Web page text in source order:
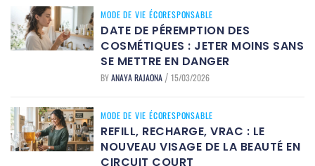
MODE DE VIE ÉCORESPONSABLE
DATE DE PÉREMPTION DES
COSMÉTIQUES : JETER MOINS SANS
SE METTRE EN DANGER
BYANAYA RAJAONA / 15/03/2026
MODE DE VIE ÉCORESPONSABLE
REFILL, RECHARGE, VRAC : LE
NOUVEAU VISAGE DE LA BEAUTÉ EN
CIRCUIT COURT